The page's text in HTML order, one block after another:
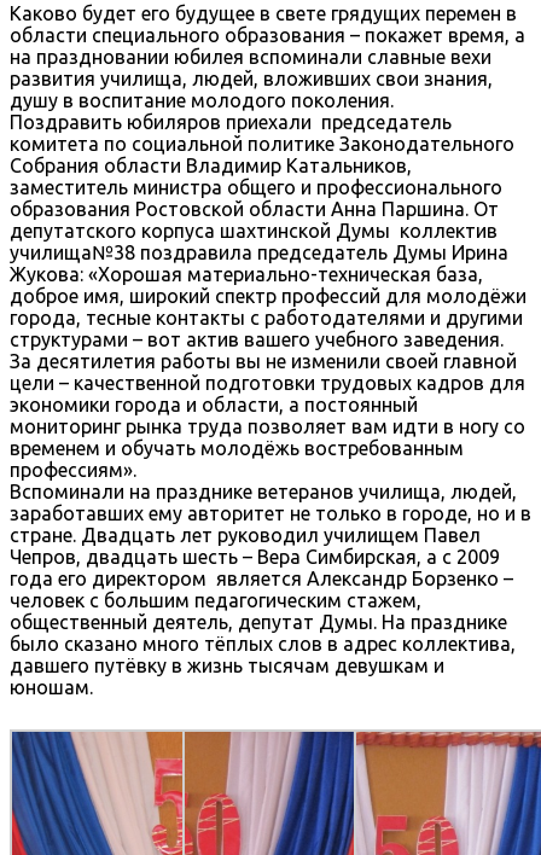
Каково будет его будущее в свете грядущих перемен в
области специального образования – покажет время, а
на праздновании юбилея вспоминали славные вехи
развития училища, людей, вложивших свои знания,
душу в воспитание молодого поколения.
Поздравить юбиляров приехали председатель
комитета по социальной политике Законодательного
Собрания области Владимир Катальников,
заместитель министра общего и профессионального
образования Ростовской области Анна Паршина. От
депутатского корпуса шахтинской Думы коллектив
училища№38 поздравила председатель Думы Ирина
Жукова: «Хорошая материально-техническая база,
доброе имя, широкий спектр профессий для молодёжи
города, тесные контакты с работодателями и другими
структурами – вот актив вашего учебного заведения.
За десятилетия работы вы не изменили своей главной
цели – качественной подготовки трудовых кадров для
экономики города и области, а постоянный
мониторинг рынка труда позволяет вам идти в ногу со
временем и обучать молодёжь востребованным
профессиям».
Вспоминали на празднике ветеранов училища, людей,
заработавших ему авторитет не только в городе, но и в
стране. Двадцать лет руководил училищем Павел
Чепров, двадцать шесть – Вера Симбирская, а с 2009
года его директором является Александр Борзенко –
человек с большим педагогическим стажем,
общественный деятель, депутат Думы. На празднике
было сказано много тёплых слов в адрес коллектива,
давшего путёвку в жизнь тысячам девушкам и
юношам.